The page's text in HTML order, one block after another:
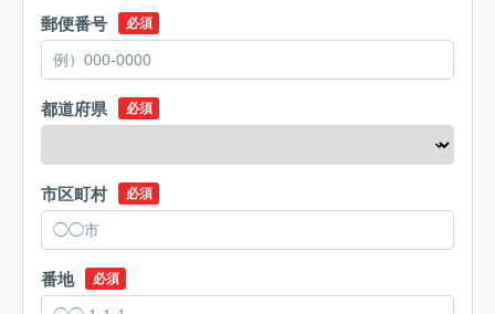
郵便番号 必須
都道府県 必須
市区町村 必須
番地 必須